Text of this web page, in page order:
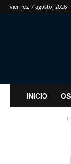
viernes, 7 agosto, 2026
INICIO